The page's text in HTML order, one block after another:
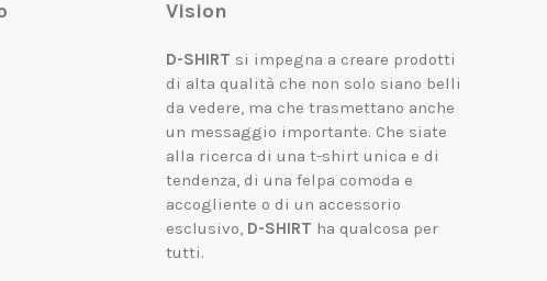
Vision
D-SHIRT si impegna a creare prodotti
di alta qualità che non solo siano belli
da vedere, ma che trasmettano anche
un messaggio importante. Che siate
alla ricerca di una t-shirt unica e di
tendenza, di una felpa comoda e
accogliente o di un accessorio
esclusivo, D-SHIRT ha qualcosa per
tutti.